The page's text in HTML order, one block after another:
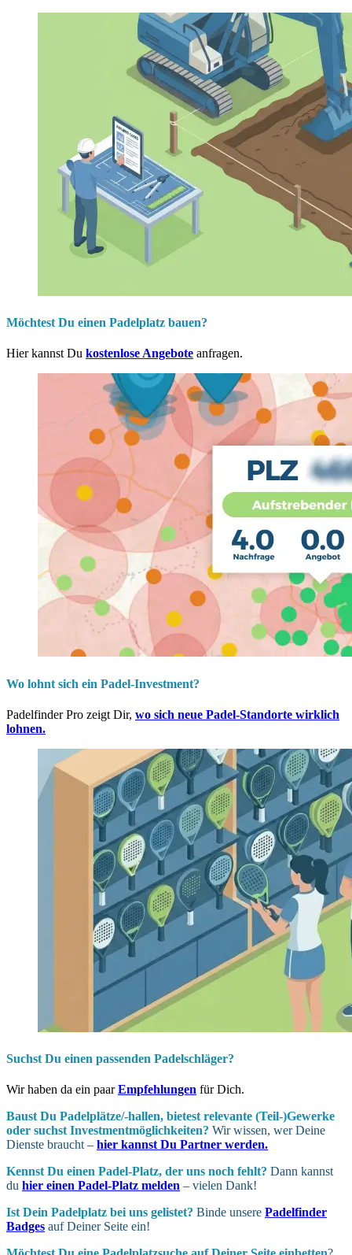
Möchtest Du einen Padelplatz bauen?
Hier kannst Du kostenlose Angebote anfragen.
Wo lohnt sich ein Padel-Investment?
Padelfinder Pro zeigt Dir, wo sich neue Padel-Standorte wirklich
lohnen.
Suchst Du einen passenden Padelschläger?
Wir haben da ein paarEmpfehlungen für Dich.
Baust Du Padel­plätze/-hallen, bietest relevante (Teil-)Gewerke
oder suchst In­vest­ment­möglich­keiten? Wir wissen, wer Deine
Dienste braucht – hier kannst Du Partner werden.
Kennst Du einen Padel-Platz, der uns noch fehlt? Dann kannst
du hier einen Padel-Platz melden – vielen Dank!
Ist Dein Padel­platz bei uns gelistet? Binde unsere Padelfinder
Badges auf Deiner Seite ein!